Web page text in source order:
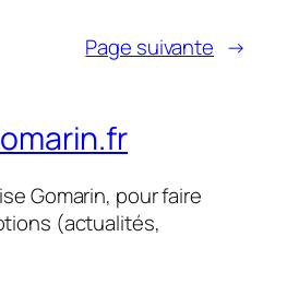
Page suivante →
Gomarin, pour faire
(actualités,